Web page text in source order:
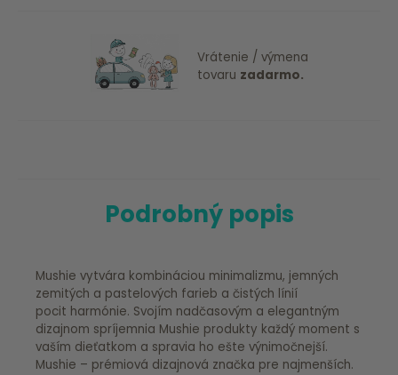
Vrátenie / výmena
tovaru zadarmo.
Podrobný popis
Mushie vytvára kombináciou minimalizmu, jemných
zemitých a pastelových farieb a čistých línií
pocit harmónie. Svojím nadčasovým a elegantným
dizajnom spríjemnia Mushie produkty každý moment s
vaším dieťatkom a spravia ho ešte výnimočnejší.
Mushie – prémiová dizajnová značka pre najmenších.